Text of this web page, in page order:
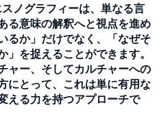
ノグラフィーは、 単なる言
る意味の解釈へと視点を進め
るか」だけでなく、「なぜそ
」を捉えることができます。
ャー、 そしてカルチャーへの
にとって、 これは単に有用な
える力を持つアプローチで